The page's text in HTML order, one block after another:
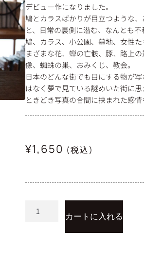
デビュー作になりました。
鳩とカラスばかりが目立つような
と、日常の裏側に潜む、なんとも
鳩、カラス、小公園、墓地、女性
まざまな花、蝉の亡骸、豚、路上
像、蜘蛛の巣、おみくじ、教会。
日本のどんな街でも目にする物が
はなく夢で見ている謎めいた街に思
ときどき写真の合間に挟まれた感
¥1,650 (税込)
カートに入れる